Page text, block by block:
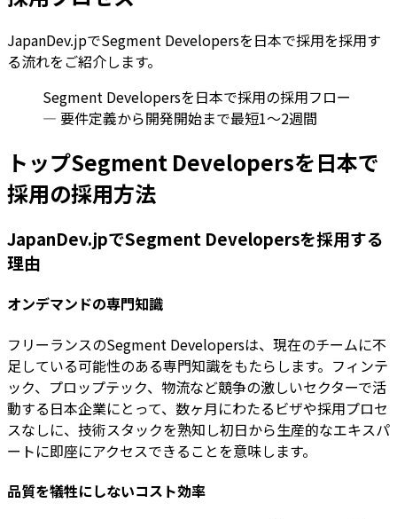
JapanDev.jpでSegment Developersを日本で採用を採用す
る流れをご紹介します。
Segment Developersを日本で採用の採用フロー
— 要件定義から開発開始まで最短1〜2週間
トップSegment Developersを日本で
採用の採用方法
JapanDev.jpでSegment Developersを採用する
理由
オンデマンドの専門知識
フリーランスのSegment Developersは、現在のチームに不
足している可能性のある専門知識をもたらします。フィンテ
ック、プロップテック、物流など競争の激しいセクターで活
動する日本企業にとって、数ヶ月にわたるビザや採用プロセ
スなしに、技術スタックを熟知し初日から生産的なエキスパ
ートに即座にアクセスできることを意味します。
品質を犠牲にしないコスト効率